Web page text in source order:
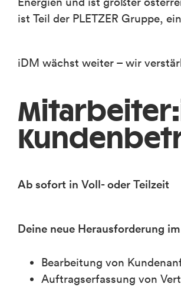
ist Teil der PLETZER Gruppe,
iDM wächst weiter – wir
Ab sofort in Voll- oder Teilzeit
Deine neue Herausforderung
Bearbeitung von
Auftragserfassung von